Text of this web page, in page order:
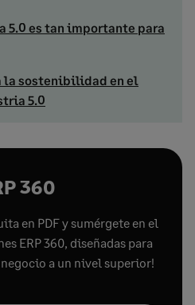
5.0 es tan importante para
la sostenibilidad en el
5.0
360
en PDF y sumérgete en el
ERP 360, diseñadas para
a un nivel superior!